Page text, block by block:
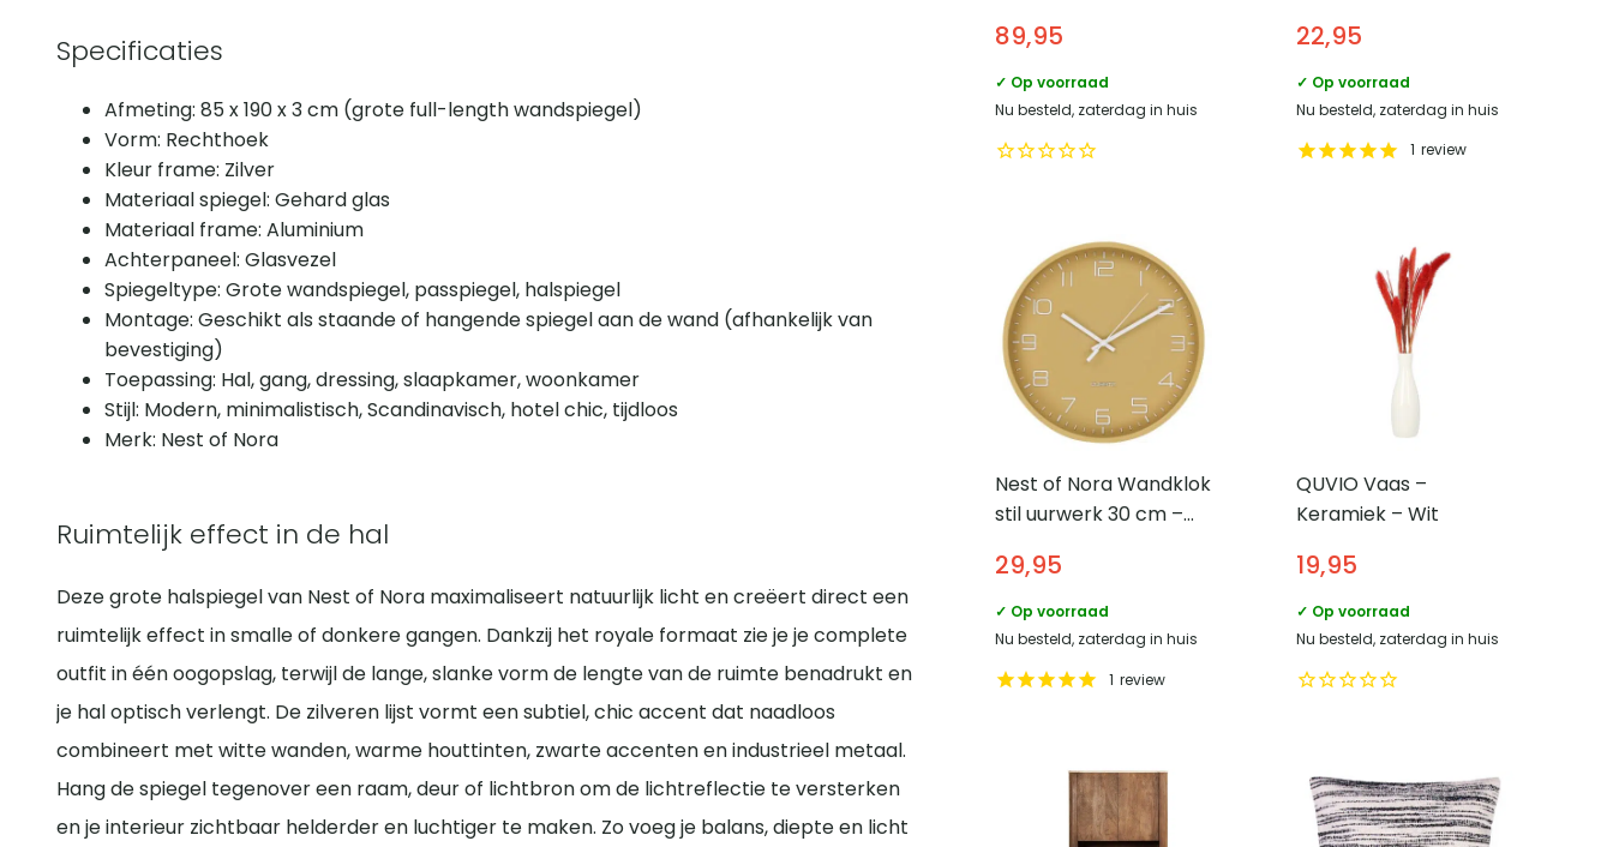
Specificaties
Afmeting: 85 x 190 x 3 cm (grote full-length wandspiegel)
Vorm: Rechthoek
Kleur frame: Zilver
Materiaal spiegel: Gehard glas
Materiaal frame: Aluminium
Achterpaneel: Glasvezel
Spiegeltype: Grote wandspiegel, passpiegel, halspiegel
Montage: Geschikt als staande of hangende spiegel aan de wand (afhankelijk van
bevestiging)
Toepassing: Hal, gang, dressing, slaapkamer, woonkamer
Stijl: Modern, minimalistisch, Scandinavisch, hotel chic, tijdloos
Merk: Nest of Nora
Ruimtelijk effect in de hal
Deze grote halspiegel van Nest of Nora maximaliseert natuurlijk licht en creëert direct een
ruimtelijk effect in smalle of donkere gangen. Dankzij het royale formaat zie je je complete
outfit in één oogopslag, terwijl de lange, slanke vorm de lengte van de ruimte benadrukt en
je hal optisch verlengt. De zilveren lijst vormt een subtiel, chic accent dat naadloos
combineert met witte wanden, warme houttinten, zwarte accenten en industrieel metaal.
Hang de spiegel tegenover een raam, deur of lichtbron om de lichtreflectie te versterken
en je interieur zichtbaar helderder en luchtiger te maken. Zo voeg je balans, diepte en licht
89,95
✓ Op voorraad
Nu besteld, zaterdag in huis
22,95
✓ Op voorraad
Nu besteld, zaterdag in huis
1 review
Nest of Nora Wandklok
stil uurwerk 30 cm –
29,95
✓ Op voorraad
Nu besteld, zaterdag in huis
1 review
QUVIO Vaas –
Keramiek – Wit
19,95
✓ Op voorraad
Nu besteld, zaterdag in huis